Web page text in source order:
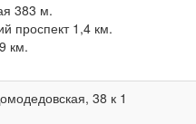
383 м.
проспект 1,4 км.
км.
38 к 1